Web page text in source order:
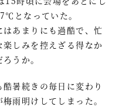
となっていた。
あまりにも過酷で、忙
しみを控えざる得なか
うか。
暑続きの毎日に変わり
雨明けしてしまった。